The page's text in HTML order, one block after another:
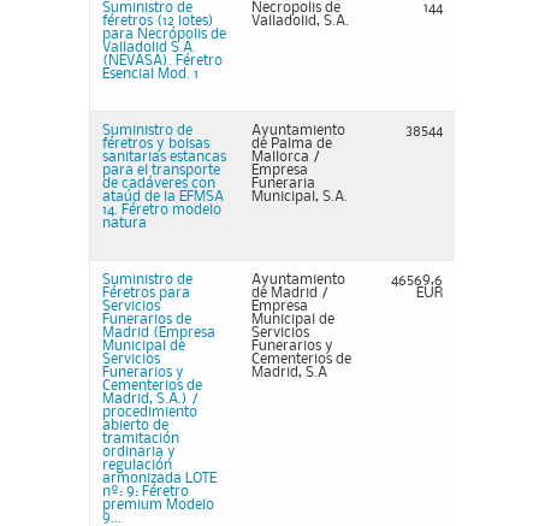
Suministro de
féretros (12 lotes)
para Necrópolis de
Valladolid S.A.
(NEVASA). Féretro
Esencial Mod. 1
Necropolis de
Valladolid, S.A.
144
Suministro de
féretros y bolsas
sanitarias estancas
para el transporte
de cadáveres con
ataúd de la EFMSA
14. Féretro modelo
natura
Ayuntamiento
de Palma de
Mallorca /
Empresa
Funeraria
Municipal, S.A.
38544
Suministro de
Féretros para
Servicios
Funerarios de
Madrid (Empresa
Municipal de
Servicios
Funerarios y
Cementerios de
Madrid, S.A.) /
procedimiento
abierto de
tramitación
ordinaria y
regulación
armonizada LOTE
nº: 9: Féretro
premium Modelo
9...
Ayuntamiento
de Madrid /
Empresa
Municipal de
Servicios
Funerarios y
Cementerios de
Madrid, S.A
46569,6
EUR